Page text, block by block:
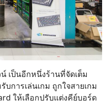
เป็นอีกหนึ่งร้านที่จัดเต็ม
การเล่นเกม ถูกใจสายเกม
ให้เลือกปรับแต่งคีย์บอร์ด